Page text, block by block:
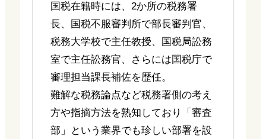
国税在籍時には、2か所の税務署
長、国税不服審判所で部長審判官、
税務大学校で主任教授、国税局訟務
室で主任訟務官、さらには国税庁で
審理担当課長補佐を歴任。
難解な税務論点など税務署側の考え
方や指摘方法を熟知しており「審査
部」という業界でも珍しい部署を設